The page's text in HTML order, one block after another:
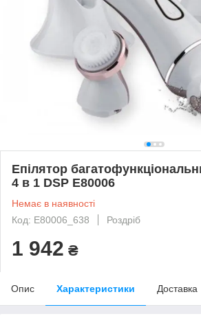
Епілятор
4 в 1 DSP E80006
Немає в наявності
Код: E80006_638
Роздріб
1 942 ₴
Опис Характеристики Доставка